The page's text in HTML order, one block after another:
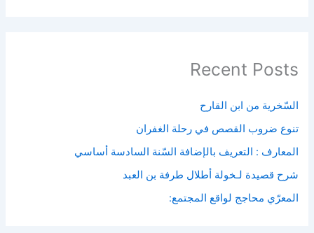
Recent Posts
السّخرية من ابن القارح
تنوع ضروب القصص في رحلة الغفران
المعارف : التعريف بالإضافة السّنة السادسة أساسي
شرح قصيدة لـخولة أطلال طرفة بن العبد
المعرّي محاجج لواقع المجتمع: